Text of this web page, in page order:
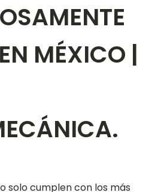
MÉXICO |
solo cumplen con los más